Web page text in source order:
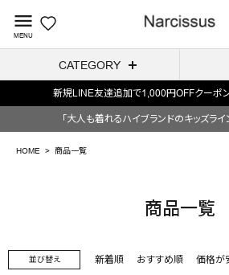
menu
MENU
CATEGORY
ようこそ ゲスト 様
search
NEW IN
新規LINE友達追加で1,000円OFFクーポ
「大人も着れるハイブランドのキッズライ
HOME 商品一覧
商品一覧
並び替え 新着順 おすすめ順 価格が